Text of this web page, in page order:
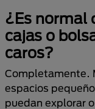
¿Es normal
cajas o
caros?
Completamente.
espacios
puedan explorar